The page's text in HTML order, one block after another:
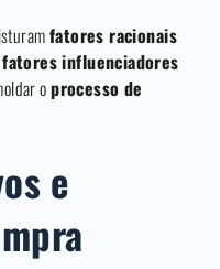
fatores racionais
fatores influenciadores
oprocesso de
e